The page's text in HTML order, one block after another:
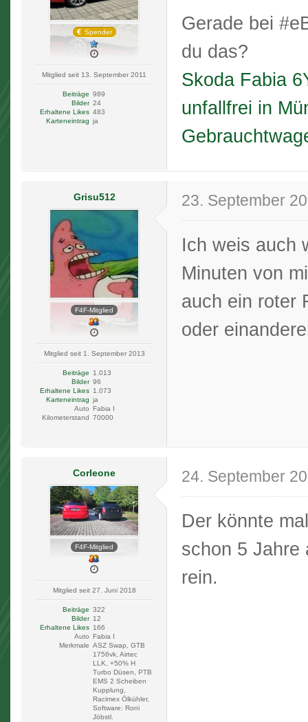
Spender
Mitglied seit 13. September 2011
Beiträge 989
Bilder 24
Erhaltene Likes 483
Karteneintrag ja
Gerade bei
du das?
Skoda Fabia
unfallfrei in
Grisu512
F4F-Mitglied
Mitglied seit 1. September 2013
Beiträge
1.013
Bilder 96
Erhaltene Likes 1.073
Karteneintrag ja
Auto Fabia I
Kilometerstand 70000
23. September
Ich weis auch
Minuten von
auch ein roter
oder
Corleone
F4F-Mitglied
Mitglied seit 27. Juni 2018
Beiträge 322
Bilder 12
Erhaltene Likes 166
Auto Fabia I
Merkmale ASZ Swap, GTB
1756vk, Airtec
LLK, +50% H
Turbo Düsen, PTB
EMS 2 Scheiben
Kupplung,
Racimex Ölkühler,
Software: Roni
Jöbstl.
24. September
Der könnte
schon 5 Jahre
rein.